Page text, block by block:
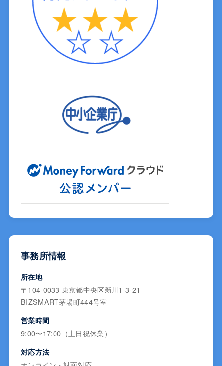
事務所情報
所在地
〒104-0033 東京都中央区新川1-3-21
BIZSMART茅場町444号室
営業時間
9:00〜17:00（土日祝休業）
対応方法